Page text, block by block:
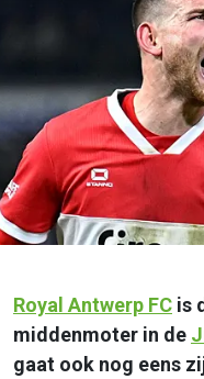
Royal Antwerp FC is
middenmoter in de
gaat ook nog eens